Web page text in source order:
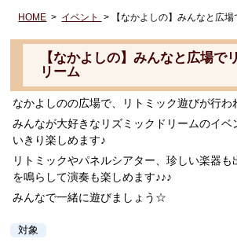
検
HOME > イベント > 【なかよしの】みんなと広
【なかよしの】みんなと広場で
リーム
なかよしのの広場で、リトミック遊びが行わ
みんなが大好きなリズミックドリームのイベ
いきり楽しめます♪
リトミックやパネルシアター、珍しい楽器
を鳴らして演奏も楽しめます♪♪♪
みんなで一緒に遊びましょう☆
対象